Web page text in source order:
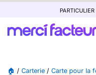
particulier
🏠 / Carterie / Carte pour la